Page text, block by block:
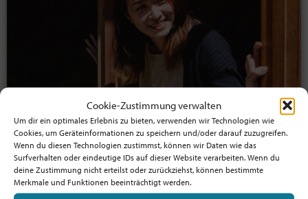
Cookie-Zustimmung verwalten
Um dir ein optimales Erlebnis zu bieten, verwenden wir Technologien wie
Cookies, um Geräteinformationen zu speichern und/oder darauf zuzugreifen.
Wenn du diesen Technologien zustimmst, können wir Daten wie das
Surfverhalten oder eindeutige IDs auf dieser Website verarbeiten. Wenn du
deine Zustimmung nicht erteilst oder zurückziehst, können bestimmte
Merkmale und Funktionen beeinträchtigt werden.
Jetzt Mitglied werden!
Profitiere von der Mitgliedschaft
und unterstütze die Bewegung!